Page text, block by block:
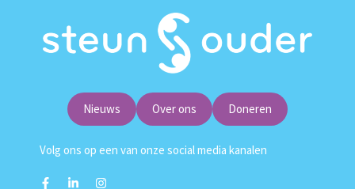
Nieuws Over ons Doneren
Volg ons op een van onze social media kanalen